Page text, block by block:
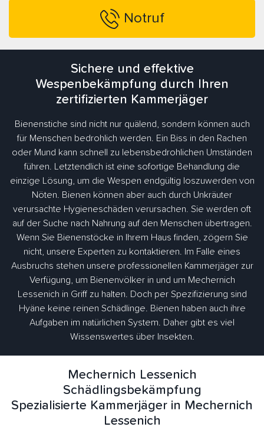
Notruf
Sichere und effektive
Wespenbekämpfung durch Ihren
zertifizierten Kammerjäger
Bienenstiche sind nicht nur quälend, sondern können auch
für Menschen bedrohlich werden. Ein Biss in den Rachen
oder Mund kann schnell zu lebensbedrohlichen Umständen
führen. Letztendlich ist eine sofortige Behandlung die
einzige Lösung, um die Wespen endgültig loszuwerden von
Nöten. Bienen können aber auch durch Unkräuter
verursachte Hygieneschäden verursachen. Sie werden oft
auf der Suche nach Nahrung auf den Menschen übertragen.
Wenn Sie Bienenstöcke in Ihrem Haus finden, zögern Sie
nicht, unsere Experten zu kontaktieren. Im Falle eines
Ausbruchs stehen unsere professionellen Kammerjäger zur
Verfügung, um Bienenvölker in und um Mechernich
Lessenich in Griff zu halten. Doch per Spezifizierung sind
Hyäne keine reinen Schädlinge. Bienen haben auch ihre
Aufgaben im natürlichen System. Daher gibt es viel
Wissenswertes über Insekten.
Mechernich Lessenich
Schädlingsbekämpfung
Spezialisierte Kammerjäger in Mechernich
Lessenich